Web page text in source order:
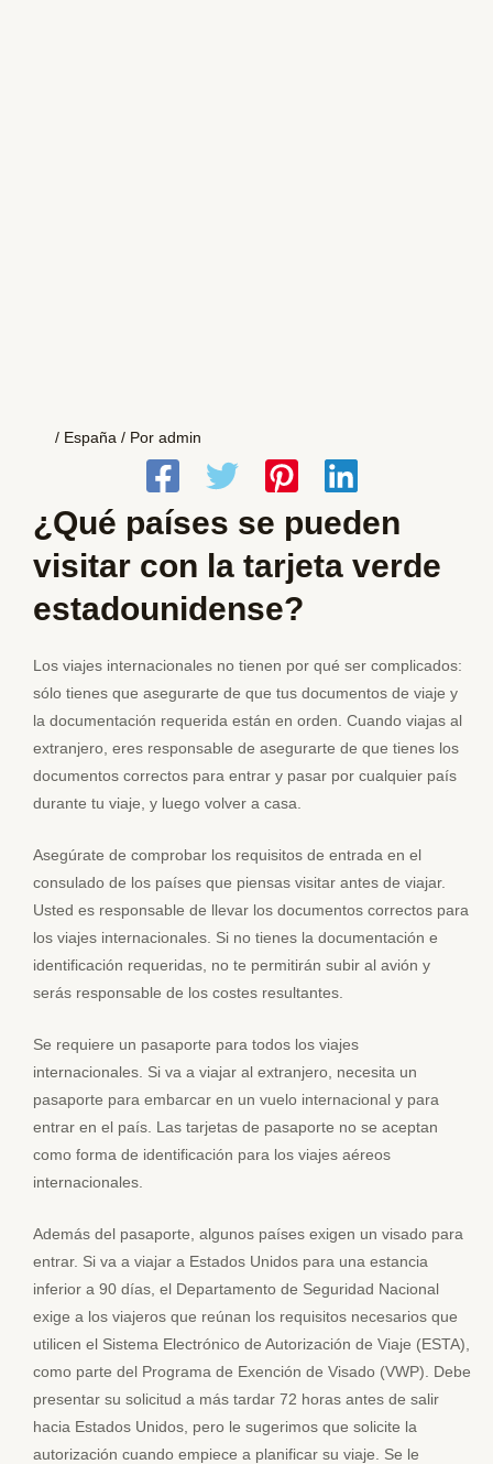
/ España / Por admin
¿Qué países se pueden
visitar con la tarjeta verde
estadounidense?
Los viajes internacionales no tienen por qué ser complicados:
sólo tienes que asegurarte de que tus documentos de viaje y
la documentación requerida están en orden. Cuando viajas al
extranjero, eres responsable de asegurarte de que tienes los
documentos correctos para entrar y pasar por cualquier país
durante tu viaje, y luego volver a casa.
Asegúrate de comprobar los requisitos de entrada en el
consulado de los países que piensas visitar antes de viajar.
Usted es responsable de llevar los documentos correctos para
los viajes internacionales. Si no tienes la documentación e
identificación requeridas, no te permitirán subir al avión y
serás responsable de los costes resultantes.
Se requiere un pasaporte para todos los viajes
internacionales. Si va a viajar al extranjero, necesita un
pasaporte para embarcar en un vuelo internacional y para
entrar en el país. Las tarjetas de pasaporte no se aceptan
como forma de identificación para los viajes aéreos
internacionales.
Además del pasaporte, algunos países exigen un visado para
entrar. Si va a viajar a Estados Unidos para una estancia
inferior a 90 días, el Departamento de Seguridad Nacional
exige a los viajeros que reúnan los requisitos necesarios que
utilicen el Sistema Electrónico de Autorización de Viaje (ESTA),
como parte del Programa de Exención de Visado (VWP). Debe
presentar su solicitud a más tardar 72 horas antes de salir
hacia Estados Unidos, pero le sugerimos que solicite la
autorización cuando empiece a planificar su viaje. Se le